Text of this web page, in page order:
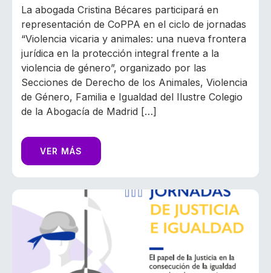
La abogada Cristina Bécares participará en
representación de CoPPA en el ciclo de jornadas
“Violencia vicaria y animales: una nueva frontera
jurídica en la protección integral frente a la
violencia de género”, organizado por las
Secciones de Derecho de los Animales, Violencia
de Género, Familia e Igualdad del Ilustre Colegio
de la Abogacía de Madrid […]
VER MÁS